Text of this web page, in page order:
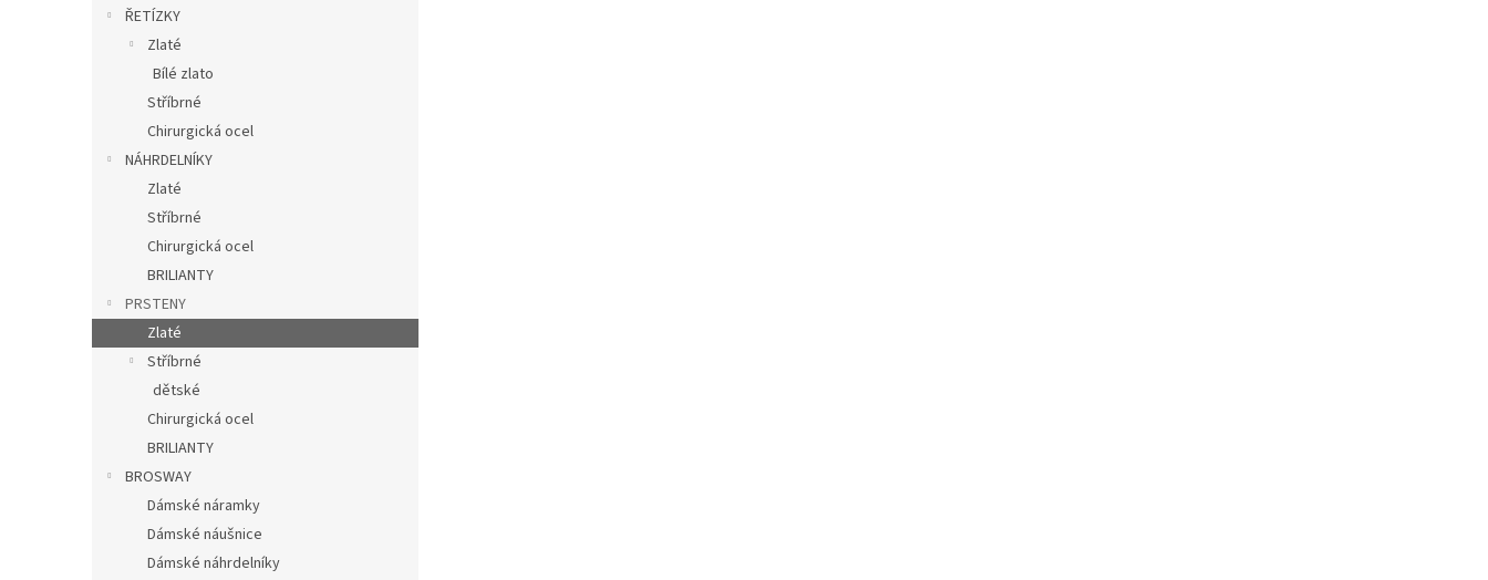
ŘETÍZKY
Zlaté
Bílé zlato
Stříbrné
Chirurgická ocel
NÁHRDELNÍKY
Zlaté
Stříbrné
Chirurgická ocel
BRILIANTY
PRSTENY
Zlaté
Stříbrné
dětské
Chirurgická ocel
BRILIANTY
BROSWAY
Dámské náramky
Dámské náušnice
Dámské náhrdelníky